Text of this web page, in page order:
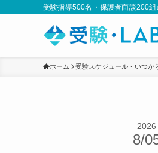
受験指導500名・保護者面談200
ホーム 受験スケジュール・いつか
2026
8/